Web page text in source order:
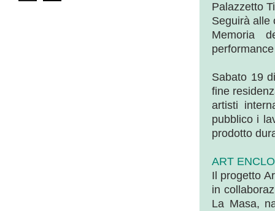
Palazzetto
Seguirà alle
Memoria
Sabato 19
fine
artisti
pubblico i
prodotto
ART
Il progetto
in
La Masa,